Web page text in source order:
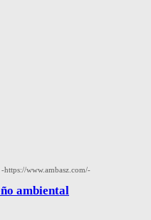
www.ambasz.com/-
ambiental